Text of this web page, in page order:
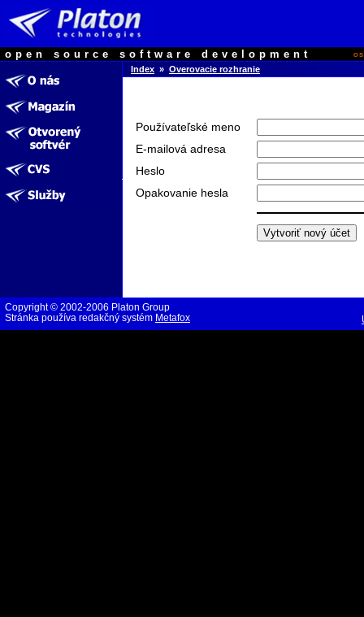
open source software development
Index » Overovacie rozhranie
Používateľské meno
E-mailová adresa
Heslo
Opakovanie hesla
Copyright © 2002-2006 Platon Group
Stránka používa redakčný systém Metafox